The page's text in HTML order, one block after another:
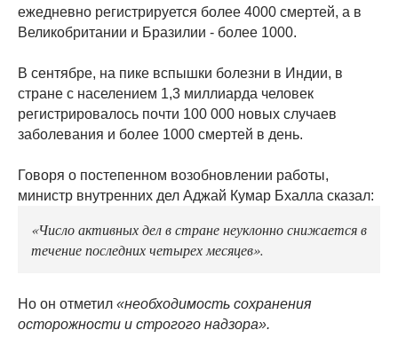
ежедневно регистрируется более 4000 смертей, а в
Великобритании и Бразилии - более 1000.
В сентябре, на пике вспышки болезни в Индии, в
стране с населением 1,3 миллиарда человек
регистрировалось почти 100 000 новых случаев
заболевания и более 1000 смертей в день.
Говоря о постепенном возобновлении работы,
министр внутренних дел Аджай Кумар Бхалла сказал:
«Число активных дел в стране неуклонно снижается в
течение последних четырех месяцев».
Но он отметил «необходимость сохранения
осторожности и строгого надзора».